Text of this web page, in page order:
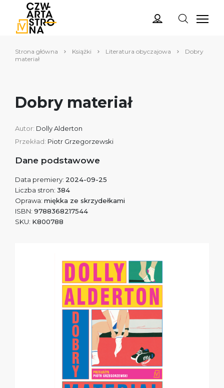
Strona główna Książki Literatura obyczajowa
Dobry
materiał
Dobry materiał
Autor: Dolly Alderton
Przekład: Piotr Grzegorzewski
Dane podstawowe
Data premiery: 2024-09-25
Liczba stron: 384
Oprawa: miękka ze skrzydełkami
ISBN: 9788368217544
SKU: K800788